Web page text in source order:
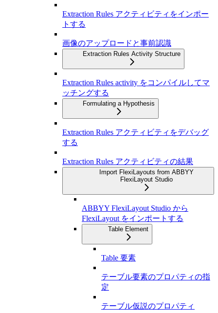
Extraction Rules アクティビティをインポー
トする
画像のアップロードと事前認識
Extraction Rules Activity Structure
Extraction Rules activity をコンパイルしてマ
ッチングする
Formulating a Hypothesis
Extraction Rules アクティビティをデバッグ
する
Extraction Rules アクティビティの結果
Import FlexiLayouts from ABBYY
FlexiLayout Studio
ABBYY FlexiLayout Studio から
FlexiLayout をインポートする
Table Element
Table 要素
テーブル要素のプロパティの指
定
テーブル仮説のプロパティ